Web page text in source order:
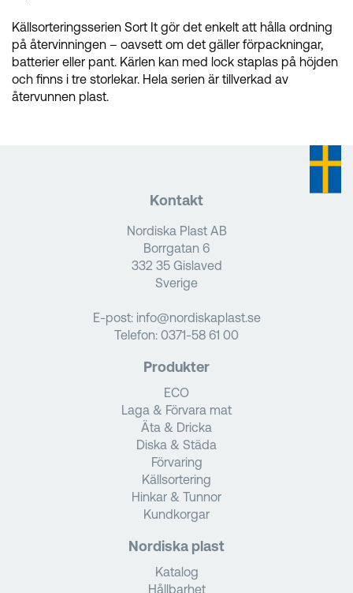
Källsorteringsserien Sort It gör det enkelt att hålla ordning
på återvinningen – oavsett om det gäller förpackningar,
batterier eller pant. Kärlen kan med lock staplas på höjden
och finns i tre storlekar. Hela serien är tillverkad av
återvunnen plast.
Kontakt
Nordiska Plast AB
Borrgatan 6
332 35 Gislaved
Sverige
E-post: info@nordiskaplast.se
Telefon: 0371-58 61 00
Produkter
ECO
Laga & Förvara mat
Äta & Dricka
Diska & Städa
Förvaring
Källsortering
Hinkar & Tunnor
Kundkorgar
Nordiska plast
Katalog
Hållbarhet